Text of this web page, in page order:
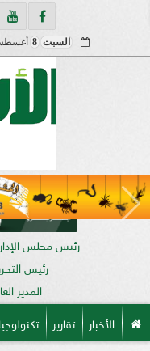
السبت 8
رئيس مجلس
رئيس
المدير
الأخبار تقارير